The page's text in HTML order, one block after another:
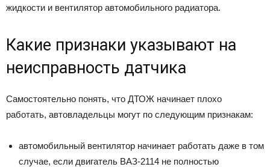
жидкости и вентилятор автомобильного радиатора.
Какие признаки указывают на
неисправность датчика
Самостоятельно понять, что ДТОЖ начинает плохо
работать, автовладельцы могут по следующим признакам:
автомобильный вентилятор начинает работать даже в том
случае, если двигатель ВАЗ-2114 не полностью